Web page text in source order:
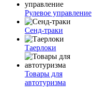
Рулевое управление
Сенд-траки
Таерлоки
Товары для
автотуризма